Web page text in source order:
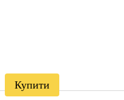
Купити